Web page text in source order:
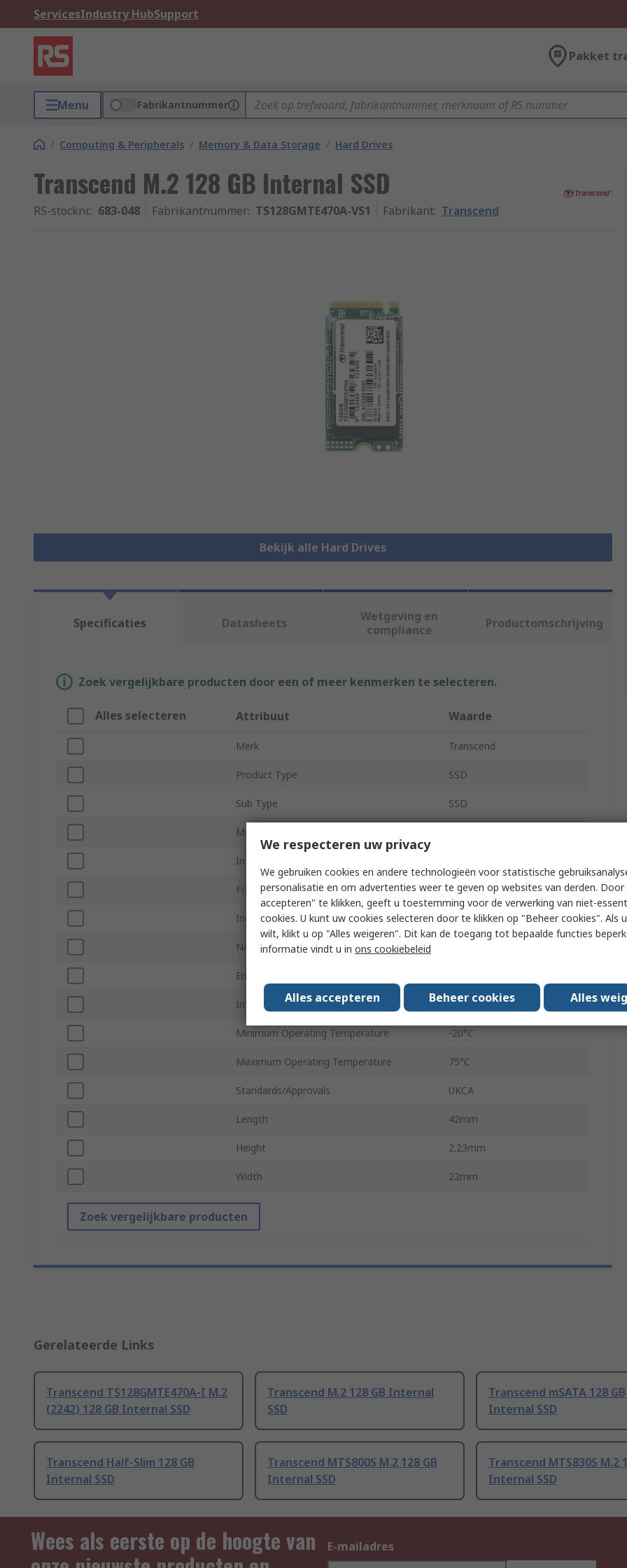
ServicesIndustry HubSupport
Pakket
Menu Fabrikantnummer
/ Computing & Peripherals / Memory & Data Storage / Hard Drives
Transcend M.2 128 GB Internal SSD
RS-stocknr.: 683-048 Fabrikantnummer: TS128GMTE470A-VS1 Fabrikant: Transcend
Bekijk alle Hard Drives
Specificaties Datasheets
Wetgeving en
compliance
Productomschrijving
Zoek vergelijkbare producten door een of meer kenmerken te selecteren.
Alles selecteren Attribuut Waarde
Merk Transcend
Product Type SSD
Sub Type SSD
Memory Size
Internal/External
Form Factor M.2
Industrial Grade Yes
NAND Type
Encryption Level
Interface Type NVMe PCIe Gen 3 x4
Minimum Operating Temperature -20°C
Maximum Operating Temperature 75°C
Standards/Approvals UKCA
Length 42mm
Height 2.23mm
Width 22mm
Zoek vergelijkbare producten
Gerelateerde Links
Transcend TS128GMTE470A-I M.2
(2242) 128 GB Internal SSD
Transcend M.2 128 GB Internal
SSD
Transcend mSATA 128 GB
Internal SSD
Transcend Half-Slim 128 GB
Internal SSD
Transcend MTS800S M.2 128 GB
Internal SSD
Transcend MTS830S M.2
Internal SSD
Wees als eerste op de hoogte van
E-mailadres
We respecteren uw privacy
We gebruiken cookies en andere technologieën voor statistische
personalisatie en om advertenties weer te geven op websites van derden. Door
accepteren" te klikken, geeft u toestemming voor de verwerking van niet-
cookies. U kunt uw cookies selecteren door te klikken op "Beheer cookies". Als
wilt, klikt u op "Alles weigeren". Dit kan de toegang tot bepaalde functies
informatie vindt u in ons cookiebeleid
Alles accepteren Beheer cookies Alles